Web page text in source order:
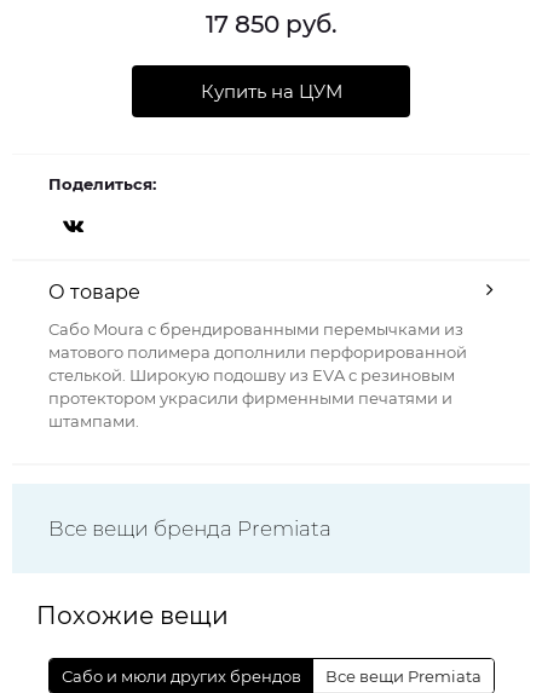
17 850 руб.
Купить на ЦУМ
Поделиться:
О товаре
Сабо Moura с брендированными перемычками из
матового полимера дополнили перфорированной
стелькой. Широкую подошву из EVA с резиновым
протектором украсили фирменными печатями и
штампами.
Все вещи бренда Premiata
Похожие вещи
Сабо и мюли других брендов Все вещи Premiata